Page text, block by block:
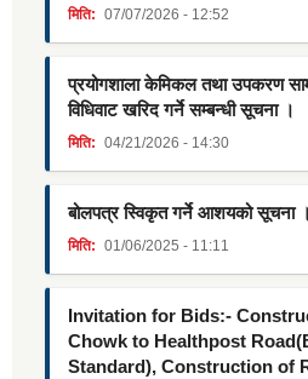
मिति: 07/07/2026 - 12:52
प्रयोगशाला केमिकल तथा उपकरण
विधिवाट खरिद गर्ने सम्बन्धी सूचना ।
मिति: 04/21/2026 - 14:30
बोलपत्र स्विकृत गर्ने आशयको सूचना ।
मिति: 01/06/2025 - 11:11
Invitation for Bids:-
Chowk to Healthpost
Standard), Construction of